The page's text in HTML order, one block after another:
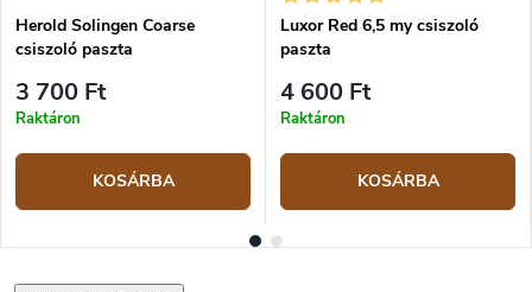
Herold Solingen Coarse
csiszoló paszta
3 700 Ft
Raktáron
KOSÁRBA
Luxor Red 6,5 my csiszoló
paszta
4 600 Ft
Raktáron
KOSÁRBA